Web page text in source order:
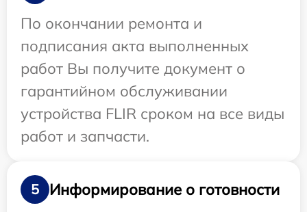
По окончании ремонта и
подписания акта выполненных
работ Вы получите документ о
гарантийном обслуживании
устройства FLIR сроком на все виды
работ и запчасти.
5
Информирование о готовности